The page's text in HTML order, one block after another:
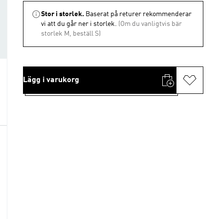
Stor i storlek. Baserat på returer rekommenderar
vi att du går ner i storlek. (Om du vanligtvis bär
storlek M, beställ S)
Lägg i varukorg